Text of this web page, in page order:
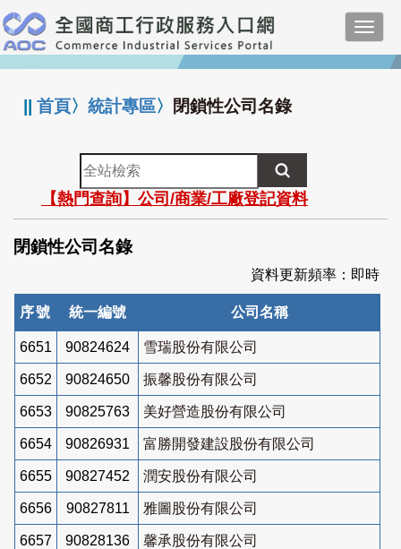
跳
到
主
要
:::
||首頁〉統計專區〉 閉鎖性公司名錄
全
站
檢
索
【熱門查詢】公司/商業/工廠登記資料
閉鎖性公司名錄
資料更新頻率：即時
序號 統一編號 公司名稱
6651 90824624 雪瑞股份有限公司
6652 90824650 振馨股份有限公司
6653 90825763 美好營造股份有限公司
6654 90826931 富勝開發建設股份有限公司
6655 90827452 潤安股份有限公司
6656 90827811 雅圖股份有限公司
6657 90828136 馨承股份有限公司